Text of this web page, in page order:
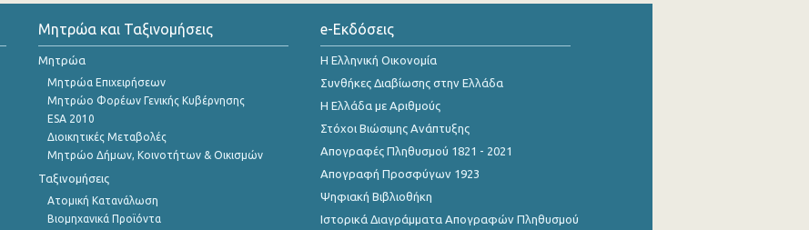
Μητρώα και Ταξινομήσεις
Μητρώα
Μητρώα Επιχειρήσεων
Μητρώο Φορέων Γενικής Κυβέρνησης
ESA 2010
Διοικητικές Μεταβολές
Μητρώο Δήμων, Κοινοτήτων & Οικισμών
Ταξινομήσεις
Ατομική Κατανάλωση
Βιομηχανικά Προϊόντα
e-Εκδόσεις
Η Ελληνική Οικονομία
Συνθήκες Διαβίωσης στην Ελλάδα
Η Ελλάδα με Αριθμούς
Στόχοι Βιώσιμης Ανάπτυξης
Απογραφές Πληθυσμού 1821 - 2021
Απογραφή Προσφύγων 1923
Ψηφιακή Βιβλιοθήκη
Ιστορικά Διαγράμματα Απογραφών Πληθυσμού